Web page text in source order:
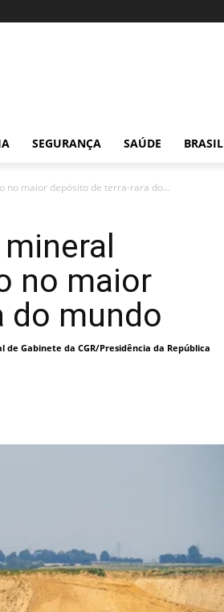
SEGURANÇA SAÚDE BRASIL
no maior depósito de terra-rara do...
no maior
do mundo
de Gabinete da CGR/Presidência da República